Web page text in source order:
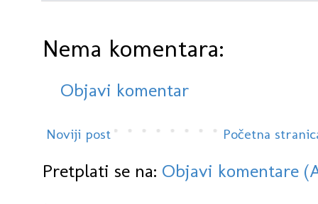
Nema komentara:
Objavi komentar
Noviji post Početna
Pretplati se na: Objavi komentare